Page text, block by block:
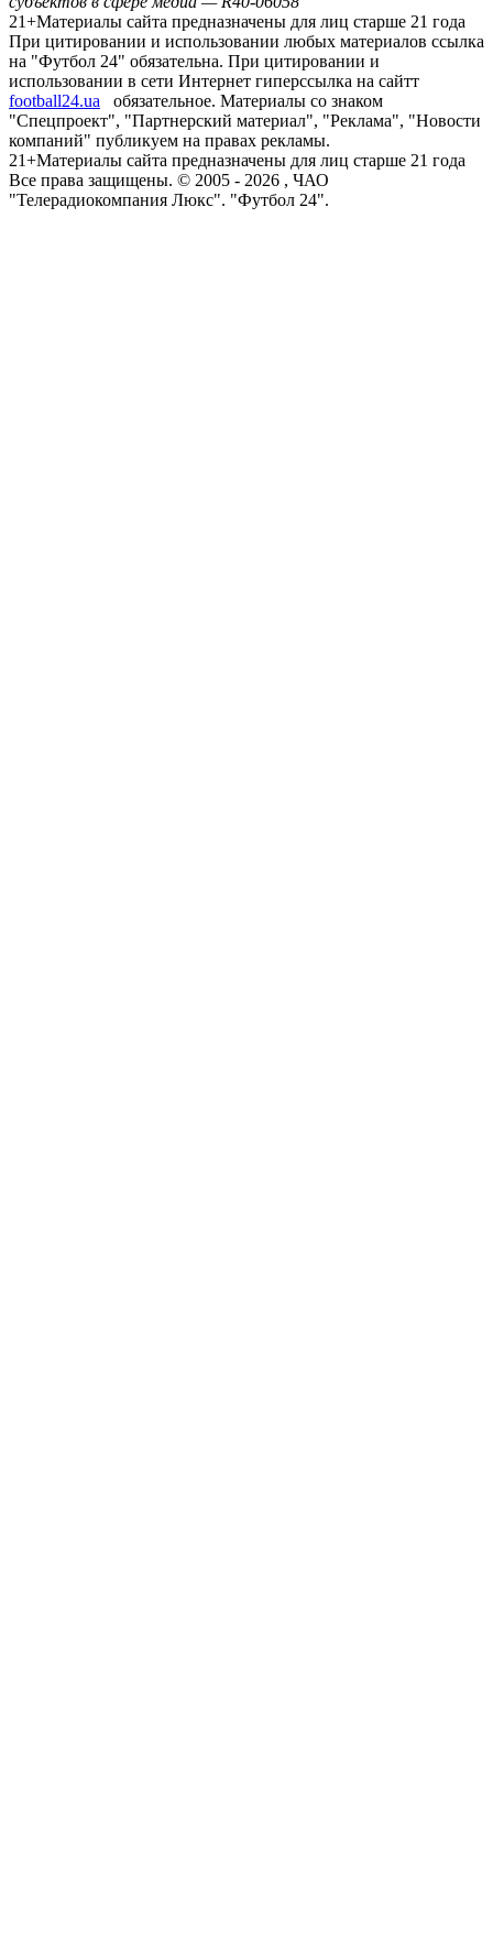
21+Материалы сайта предназначены для лиц старше 21 года
При цитировании и использовании любых материалов ссылка
на "Футбол 24" обязательна. При цитировании и
использовании в сети Интернет гиперссылка на сайтт
football24.ua
обязательное. Материалы со знаком
"Спецпроект", "Партнерский материал", "Реклама", "Новости
компаний" публикуем на правах рекламы.
21+Материалы сайта предназначены для лиц старше 21 года
Все права защищены. © 2005 - 2026 , ЧАО
"Телерадиокомпания Люкс". "Футбол 24".